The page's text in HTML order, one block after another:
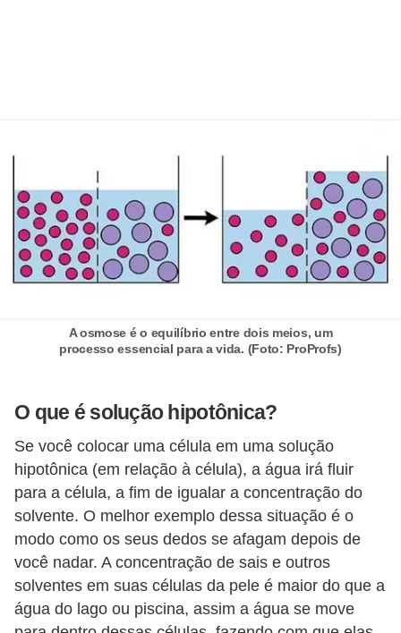
A osmose é o equilíbrio entre dois meios, um
processo essencial para a vida. (Foto: ProProfs)
O que é solução hipotônica?
Se você colocar uma célula em uma solução
hipotônica (em relação à célula), a água irá fluir
para a célula, a fim de igualar a concentração do
solvente. O melhor exemplo dessa situação é o
modo como os seus dedos se afagam depois de
você nadar. A concentração de sais e outros
solventes em suas células da pele é maior do que a
água do lago ou piscina, assim a água se move
E
N
E
M
s
a
r
a
v
e
s
t